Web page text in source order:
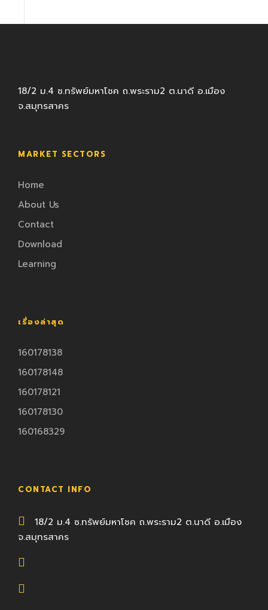
18/2 ม.4 ซ.ทรัพย์มหาโชค ถ.พระราม2 ต.นาดี อ.เมือง
จ.สมุทรสาคร
MARKET SECTORS
Home
About Us
Contact
Download
Learning
เรื่องล่าสุด
160178138
160178148
160178121
160178130
160168329
CONTACT INFO
18/2 ม.4 ซ.ทรัพย์มหาโชค ถ.พระราม2 ต.นาดี อ.เมือง
จ.สมุทรสาคร